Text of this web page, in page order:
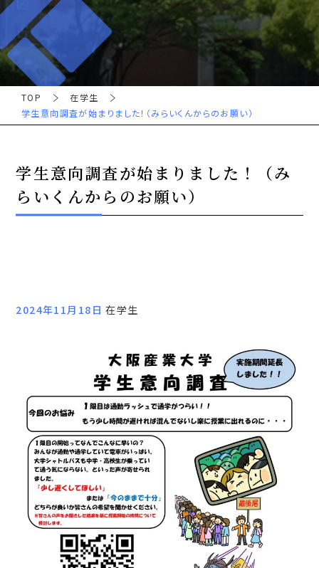
TOP
在学生
学生意向調査が始まりました！（みらいくんからのお願い）
学生意向調査が始まりました！（み
らいくんからのお願い）
2024年11月18日在学生